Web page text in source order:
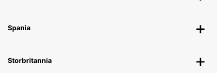
Spania
Storbritannia